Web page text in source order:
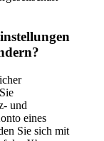
und
eines
Sie sich mit